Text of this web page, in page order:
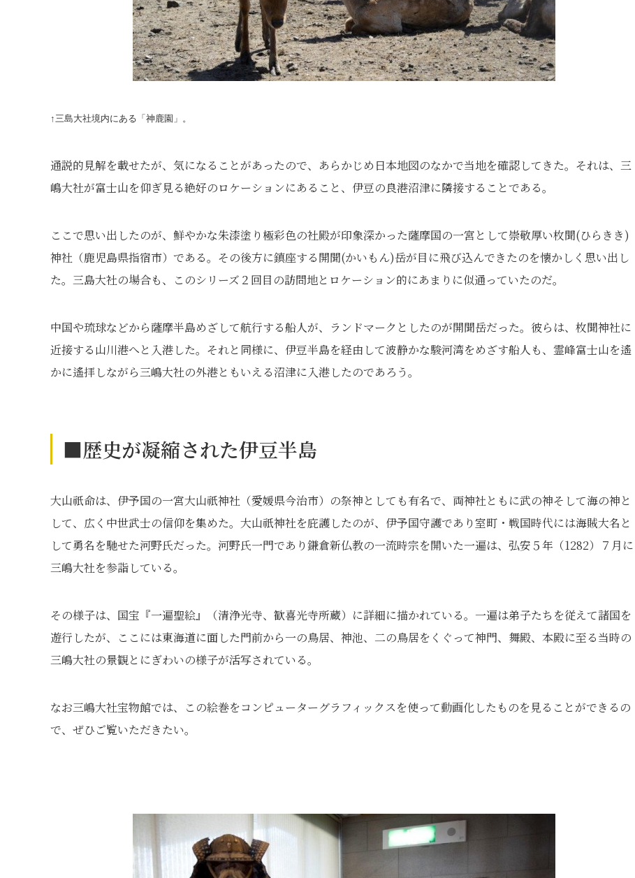
↑三島大社境内にある「神鹿園」。
通説的見解を載せたが、気になることがあったので、あらかじめ日本地図のなかで当地を確認してきた。それは、三
嶋大社が富士山を仰ぎ見る絶好のロケーションにあること、伊豆の良港沼津に隣接することである。
ここで思い出したのが、鮮やかな朱漆塗り極彩色の社殿が印象深かった薩摩国の一宮として崇敬厚い枚聞(ひらきき)
神社（鹿児島県指宿市）である。その後方に鎮座する開聞(かいもん)岳が目に飛び込んできたのを懐かしく思い出し
た。三島大社の場合も、このシリーズ２回目の訪問地とロケーション的にあまりに似通っていたのだ。
中国や琉球などから薩摩半島めざして航行する船人が、ランドマークとしたのが開聞岳だった。彼らは、枚聞神社に
近接する山川港へと入港した。それと同様に、伊豆半島を経由して波静かな駿河湾をめざす船人も、霊峰富士山を遙
かに遙拝しながら三嶋大社の外港ともいえる沼津に入港したのであろう。
■歴史が凝縮された伊豆半島
大山祇命は、伊予国の一宮大山祇神社（愛媛県今治市）の祭神としても有名で、両神社ともに武の神そして海の神と
して、広く中世武士の信仰を集めた。大山祇神社を庇護したのが、伊予国守護であり室町・戦国時代には海賊大名と
して勇名を馳せた河野氏だった。河野氏一門であり鎌倉新仏教の一流時宗を開いた一遍は、弘安５年（1282）７月に
三嶋大社を参詣している。
その様子は、国宝『一遍聖絵』（清浄光寺、歓喜光寺所蔵）に詳細に描かれている。一遍は弟子たちを従えて諸国を
遊行したが、ここには東海道に面した門前から一の鳥居、神池、二の鳥居をくぐって神門、舞殿、本殿に至る当時の
三嶋大社の景観とにぎわいの様子が活写されている。
なお三嶋大社宝物館では、この絵巻をコンピューターグラフィックスを使って動画化したものを見ることができるの
で、ぜひご覧いただきたい。